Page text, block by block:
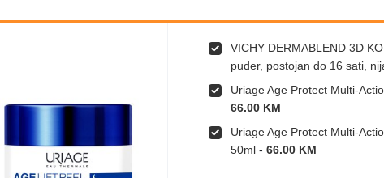
VICHY DERMABLEND 3D
puder, postojan do 16 sati,
Uriage Age Protect Multi-
66.00 KM
Uriage Age Protect Multi-
50ml -66.00 KM